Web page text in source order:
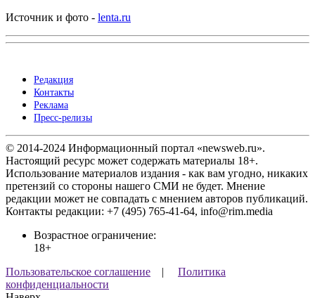
Источник и фото - lenta.ru
Редакция
Контакты
Реклама
Пресс-релизы
© 2014-2024 Информационный портал «newsweb.ru».
Настоящий ресурс может содержать материалы 18+.
Использование материалов издания - как вам угодно, никаких
претензий со стороны нашего СМИ не будет. Мнение
редакции может не совпадать с мнением авторов публикаций.
Контакты редакции: +7 (495) 765-41-64, info@rim.media
Возрастное ограничение:
18+
Пользовательское соглашение | Политика
конфиденциальности